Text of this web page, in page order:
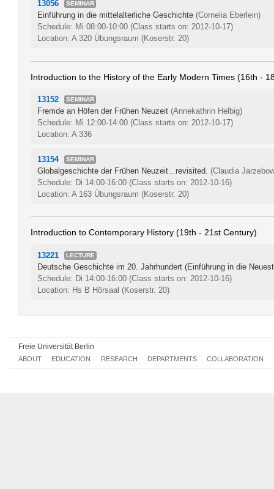
13056 SEMINAR
Einführung in die mittelalterliche Geschichte (Cornelia Eberlein)
Schedule: Mi 08:00-10:00 (Class starts on: 2012-10-17)
Location: A 320 Übungsraum (Koserstr. 20)
Introduction to the History of the Early Modern Times (16th -
13152 SEMINAR
Fremde an Höfen der Frühen Neuzeit (Annekathrin Helbig)
Schedule: Mi 12:00-14:00 (Class starts on: 2012-10-17)
Location: A 336
13154 SEMINAR
Globalgeschichte der Frühen Neuzeit...revisited. (Claudia
Schedule: Di 14:00-16:00 (Class starts on: 2012-10-16)
Location: A 163 Übungsraum (Koserstr. 20)
Introduction to Contemporary History (19th - 21st Century)
13221 LECTURE
Deutsche Geschichte im 20. Jahrhundert (Einführung in die
Schedule: Di 14:00-16:00 (Class starts on: 2012-10-16)
Location: Hs B Hörsaal (Koserstr. 20)
Freie Universität Berlin
ABOUT EDUCATION RESEARCH DEPARTMENTS COLLABORATION